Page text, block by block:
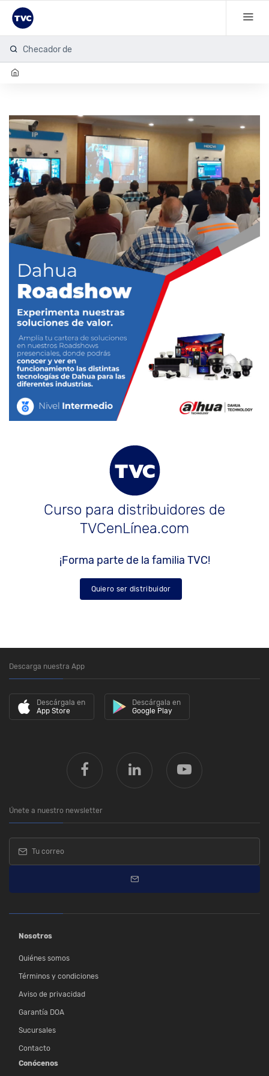
Checador de hu
Curso para distribuidores de
TVCenLínea.com
¡Forma parte de la familia TVC!
Quiero ser distribuidor
Descarga nuestra App
Descárgala en
App Store
Descárgala en
Google Play
Únete a nuestro newsletter
Nosotros
Quiénes somos
Términos y condiciones
Aviso de privacidad
Garantía DOA
Sucursales
Contacto
Conócenos